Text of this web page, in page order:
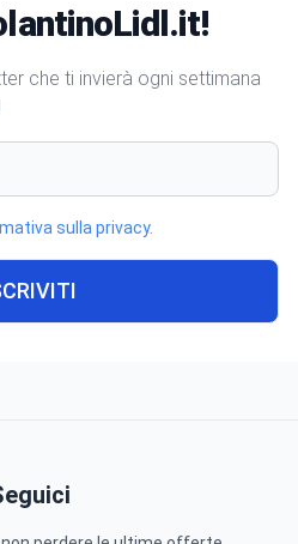
che ti invierà ogni settimana
sulla privacy.